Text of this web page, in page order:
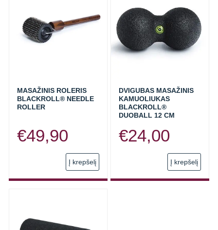
MASAŽINIS ROLERIS
BLACKROLL® NEEDLE
ROLLER
€49,90
Į krepšelį
DVIGUBAS MASAŽINIS
KAMUOLIUKAS
BLACKROLL®
DUOBALL 12 CM
€24,00
Į krepšelį